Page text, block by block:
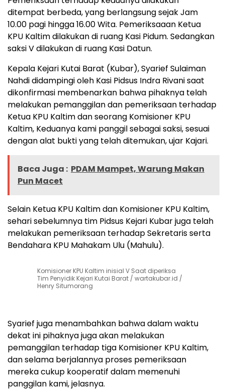
ditempat berbeda, yang berlangsung sejak Jam
10.00 pagi hingga 16.00 Wita. Pemeriksaaan Ketua
KPU Kaltim dilakukan di ruang Kasi Pidum. Sedangkan
saksi V dilakukan di ruang Kasi Datun.
Kepala Kejari Kutai Barat (Kubar), Syarief Sulaiman
Nahdi didampingi oleh Kasi Pidsus Indra Rivani saat
dikonfirmasi membenarkan bahwa pihaknya telah
melakukan pemanggilan dan pemeriksaan terhadap
Ketua KPU Kaltim dan seorang Komisioner KPU
Kaltim, Keduanya kami panggil sebagai saksi, sesuai
dengan alat bukti yang telah ditemukan, ujar Kajari.
Baca Juga : PDAM Mampet, Warung Makan
Pun Macet
Selain Ketua KPU Kaltim dan Komisioner KPU Kaltim,
sehari sebelumnya tim Pidsus Kejari Kubar juga telah
melakukan pemeriksaan terhadap Sekretaris serta
Bendahara KPU Mahakam Ulu (Mahulu).
Komisioner KPU Kaltim inisial V Saat diperiksa
Tim Penyidik Kejari Kutai Barat / wartakubar.id /
Henry Situmorang
Syarief juga menambahkan bahwa dalam waktu
dekat ini pihaknya juga akan melakukan
pemanggilan terhadap tiga Komisioner KPU Kaltim,
dan selama berjalannya proses pemeriksaan
mereka cukup kooperatif dalam memenuhi
panggilan kami, jelasnya.